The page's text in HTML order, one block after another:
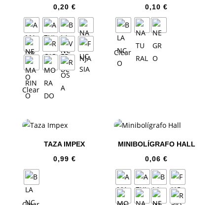
0,20 €
Clear
0,10€
Clear
TAZA IMPEX
0,99 €
MINIBOLÍGRAFO HALL
0,06€